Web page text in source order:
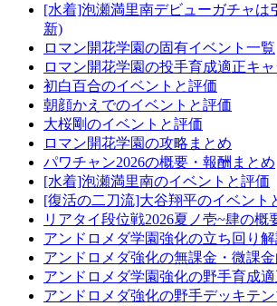
[水着]泡瀬満里南デビューガチャは
新)
ロマン開花学園の固有イベント一覧
ロマン開花学園の投手育成適正キャ
初白百合のイベントと評価
朝顔かえでのイベントと評価
大桜剛のイベントと評価
ロマン開花学園の攻略まとめ
パワチャン2026の概要・報酬まとめ
[水着]泡瀬満里南のイベントと評価
[復活の二刀流]大谷翔平のイベント
リアタイ段位戦2026夏ノ壱~肆の概
アンドロメダ学園強化の立ち回り解
アンドロメダ強化の無課金・微課
アンドロメダ学園強化の野手育成
アンドロメダ強化の野手デッキテン